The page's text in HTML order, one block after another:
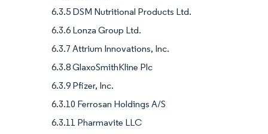
6.3.5 DSM Nutritional Products Ltd.
6.3.6 Lonza Group Ltd.
6.3.7 Attrium Innovations, Inc.
6.3.8 GlaxoSmithKline Plc
6.3.9 Pfizer, Inc.
6.3.10 Ferrosan Holdings A/S
6.3.11 Pharmavite LLC